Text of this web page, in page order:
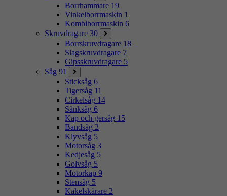
Borrhammare 19
Vinkelborrmaskin 1
Kombiborrmaskin 6
Skruvdragare 30
Borrskruvdragare 18
Slagskruvdragare 7
Gipsskruvdragare 5
Såg 91
Sticksåg 6
Tigersåg 11
Cirkelsåg 14
Sänksåg 6
Kap och gersåg 15
Bandsåg 2
Klyvsåg 5
Motorsåg 3
Kedjesåg 5
Golvsåg 5
Motorkap 9
Stensåg 5
Kakelskärare 2